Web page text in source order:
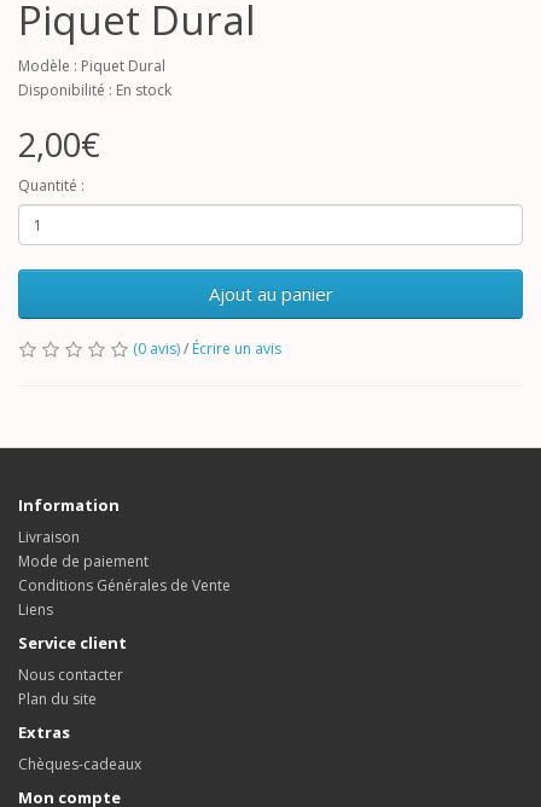
Piquet Dural
Modèle : Piquet Dural
Disponibilité : En stock
2,00€
Quantité :
Ajout au panier
(0 avis)/ Écrire un avis
Information
Livraison
Mode de paiement
Conditions Générales de Vente
Liens
Service client
Nous contacter
Plan du site
Extras
Chèques-cadeaux
Mon compte